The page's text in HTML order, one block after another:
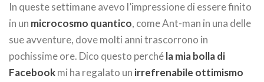
In queste settimane avevo l’impressione di essere finito
in un microcosmo quantico, come Ant-man in una delle
sue avventure, dove molti anni trascorrono in
pochissime ore. Dico questo perchéla mia bolla di
Facebookmi ha regalato un irrefrenabile ottimismo